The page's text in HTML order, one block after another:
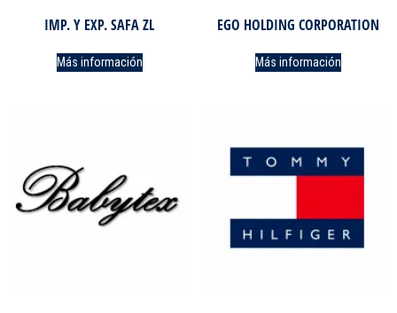
IMP. Y EXP. SAFA ZL
Más información
EGO HOLDING CORPORATION
Más información